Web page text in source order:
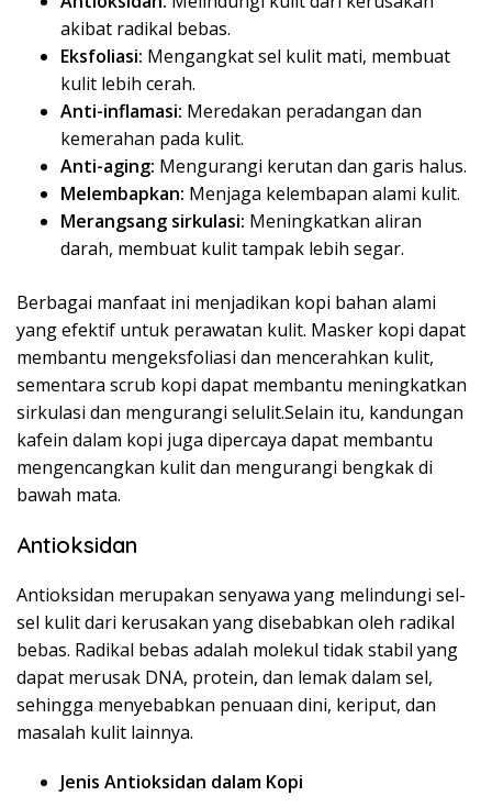
akibat radikal bebas.
Eksfoliasi: Mengangkat sel kulit mati, membuat
kulit lebih cerah.
Anti-inflamasi: Meredakan peradangan dan
kemerahan pada kulit.
Anti-aging: Mengurangi kerutan dan garis halus.
Melembapkan: Menjaga kelembapan alami kulit.
Merangsang sirkulasi: Meningkatkan aliran
darah, membuat kulit tampak lebih segar.
Berbagai manfaat ini menjadikan kopi bahan alami
yang efektif untuk perawatan kulit. Masker kopi dapat
membantu mengeksfoliasi dan mencerahkan kulit,
sementara scrub kopi dapat membantu meningkatkan
sirkulasi dan mengurangi selulit.Selain itu, kandungan
kafein dalam kopi juga dipercaya dapat membantu
mengencangkan kulit dan mengurangi bengkak di
bawah mata.
Antioksidan
Antioksidan merupakan senyawa yang melindungi sel-
sel kulit dari kerusakan yang disebabkan oleh radikal
bebas. Radikal bebas adalah molekul tidak stabil yang
dapat merusak DNA, protein, dan lemak dalam sel,
sehingga menyebabkan penuaan dini, keriput, dan
masalah kulit lainnya.
Jenis Antioksidan dalam Kopi